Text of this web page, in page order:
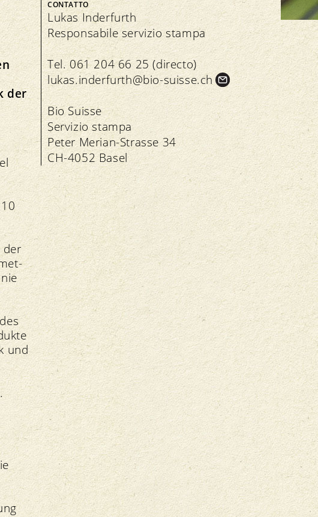
Trasparenza
Direttive
Controllo
Importazione
Assicurazione della qualità
Assemblea dei delegati
In seno all’associazione
Direttive
Commercio specializzato bio
der
der
und
CONTATTO
Lukas Inderfurth
Responsabile servizio stampa
Tel. 061 204 66 25 (directo)
lukas.inderfurth@bio-suisse.ch
Bio Suisse
Servizio stampa
Peter Merian-Strasse 34
CH-4052 Basel